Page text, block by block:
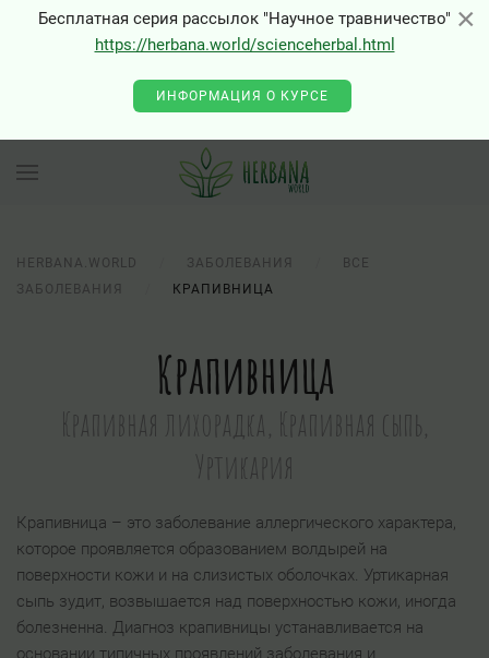
×
Бесплатная серия рассылок "Научное травничество"
https://herbana.world/scienceherbal.html
ИНФОРМАЦИЯ О КУРСЕ
HERBANA.WORLD ЗАБОЛЕВАНИЯ
ВСЕ
ЗАБОЛЕВАНИЯ
КРАПИВНИЦА
Крапивница
Крапивная лихорадка, Крапивная сыпь,
Уртикария
Крапивница – это заболевание аллергического характера,
которое проявляется образованием волдырей на
поверхности кожи и на слизистых оболочках. Уртикарная
сыпь зудит, возвышается над поверхностью кожи, иногда
болезненна. Диагноз крапивницы устанавливается на
основании типичных проявлений заболевания и
×
0 - Class "Joomla\Input\Json" not found